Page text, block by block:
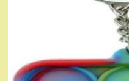
Паук
Водная